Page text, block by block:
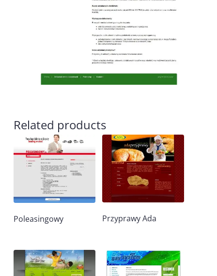
Related products
Poleasingowy Przyprawy Ada